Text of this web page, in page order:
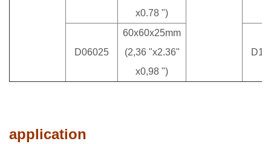
x0.78 ")
D06025
60x60x25mm
(2,36 "x2.36"
x0,98 ")
application